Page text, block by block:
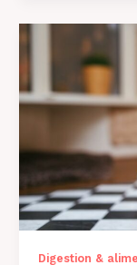
l’Herbe
Explications
2026
Digestion &